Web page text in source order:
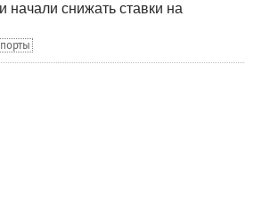
начали снижать ставки на
порты